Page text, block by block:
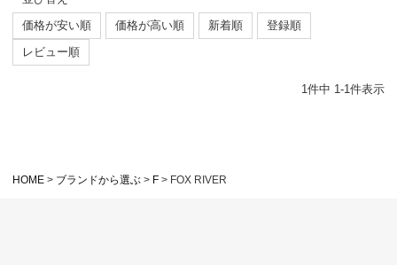
価格が安い順
価格が高い順 新着順
登録順
レビュー順
1件中 1-1件表示
HOME ブランドから選ぶ F FOX RIVER